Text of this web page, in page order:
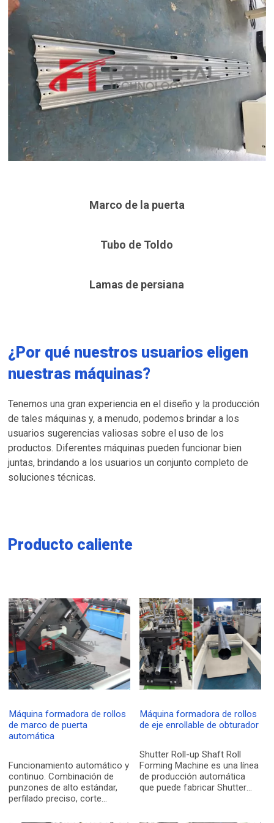
Marco de la puerta
Tubo de Toldo
Lamas de persiana
¿Por qué nuestros usuarios eligen
nuestras máquinas?
Tenemos una gran experiencia en el diseño y la producción
de tales máquinas y, a menudo, podemos brindar a los
usuarios sugerencias valiosas sobre el uso de los
productos. Diferentes máquinas pueden funcionar bien
juntas, brindando a los usuarios un conjunto completo de
soluciones técnicas.
Producto caliente
Máquina formadora de rollos
de marco de puerta
automática
Funcionamiento automático y
continuo. Combinación de
punzones de alto estándar,
perfilado preciso, corte
perfiladora automática de
Máquina formadora de rollos
de eje enrollable de obturador
Shutter Roll-up Shaft Roll
Forming Machine es una línea
de producción automática
que puede fabricar Shutter
enrollable del obturador es